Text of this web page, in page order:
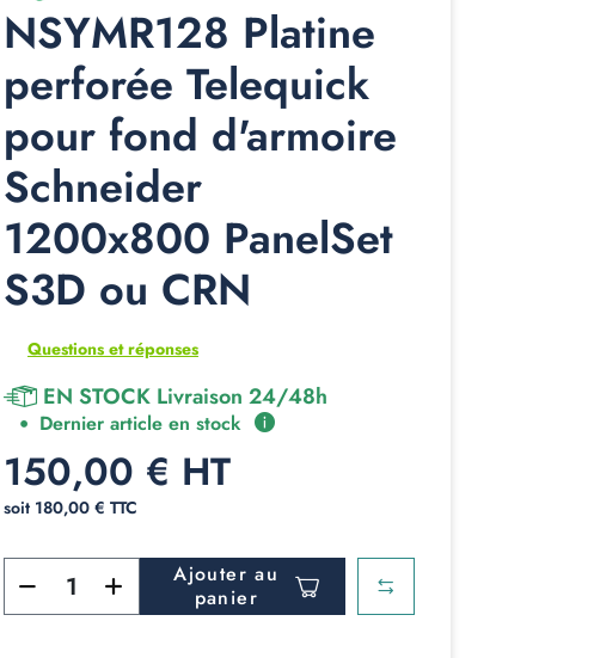
NSYMR128 Platine
perforée Telequick
pour fond d'armoire
Schneider
1200x800 PanelSet
S3D ou CRN
Questions et réponses
EN STOCK Livraison 24/48h
Dernier article en stock
150,00 € HT
soit 180,00 € TTC
Ajouter au
panier